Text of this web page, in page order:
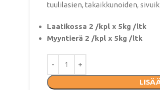
tuulilasien, takaikkunoiden,
Laatikossa 2 /kpl x 5kg /ltk
Myyntierä 2 /kpl x 5kg /ltk